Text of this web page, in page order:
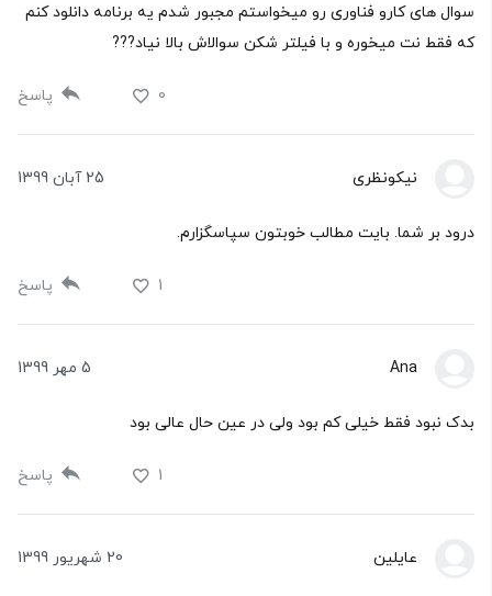
سوال های کارو فناوری رو میخواستم مجبور شدم یه برنامه دانلود کنم
که فقط نت میخوره و با فیلتر شکن سوالاش بالا نیاد???
0 پاسخ
نیکونظری 25 آبان 1399
درود بر شما. بایت مطالب خوبتون سپاسگزارم.
1 پاسخ
Ana 5 مهر 1399
بدک نبود فقط خیلی کم بود ولی در عین حال عالی بود
1 پاسخ
عایلین 20 شهریور 1399